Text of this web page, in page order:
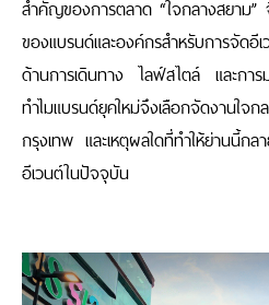
สำคัญของการตลาด“ใจกลางสยาม”
ของแบรนด์และองค์กรสำหรับการจั
ด้านการเดินทาง ไลฟ์สไตล์ และกา
ทำไมแบรนด์ยุคใหม่จึงเลือกจัดงานใ
กรุงเทพ และเหตุผลใดที่ทำให้ย่านนี้ก
อีเวนต์ในปัจจุบัน